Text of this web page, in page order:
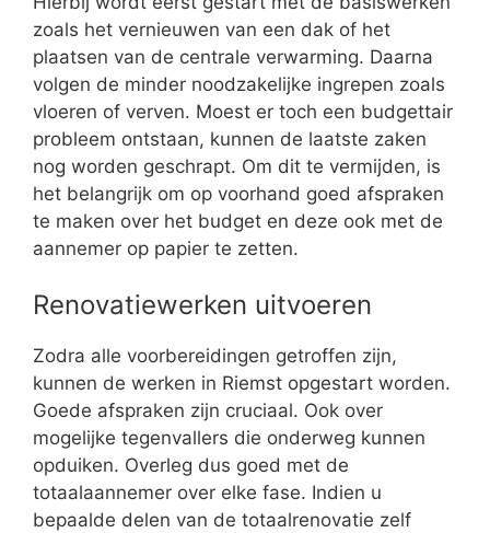
zoals het vernieuwen van een dak of het
plaatsen van de centrale verwarming. Daarna
volgen de minder noodzakelijke ingrepen zoals
vloeren of verven. Moest er toch een budgettair
probleem ontstaan, kunnen de laatste zaken
nog worden geschrapt. Om dit te vermijden, is
het belangrijk om op voorhand goed afspraken
te maken over het budget en deze ook met de
aannemer op papier te zetten.
Renovatiewerken uitvoeren
Zodra alle voorbereidingen getroffen zijn,
kunnen de werken in Riemst opgestart worden.
Goede afspraken zijn cruciaal. Ook over
mogelijke tegenvallers die onderweg kunnen
opduiken. Overleg dus goed met de
totaalaannemer over elke fase. Indien u
bepaalde delen van de totaalrenovatie zelf